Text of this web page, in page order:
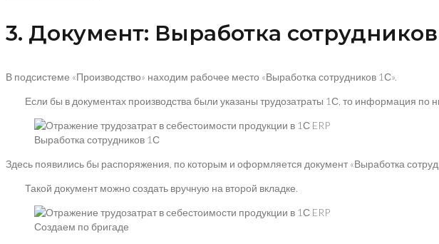
3. Документ: Выработка сотрудников
В подсистеме «Производство» находим рабочее место «Выработка сотрудников 1С».
Если бы в документах производства были указаны трудозатраты 1С, то информация по
Выработка сотрудников 1С
Здесь появились бы распоряжения, по которым и оформляется документ «Выработка
Такой документ можно создать вручную на второй вкладке.
Создаем по бригаде